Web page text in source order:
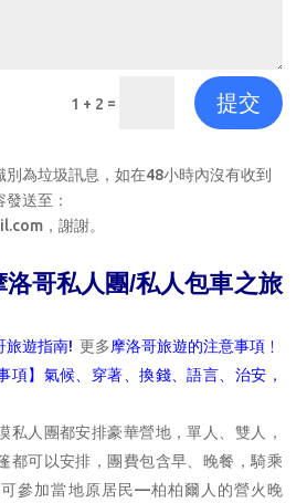
1 + 2 = 提交
為垃圾訊息，如在48小時內沒有收到
送至：
，謝謝。
哥私人團/私人包車之旅
旅遊指南!更多摩洛哥旅遊的注意事項 ﹗
項】氣候、穿著、換錢、語言、治安，
私人團都安排豪華營地，單人、雙人，
都可以安排，團費包含早、晚餐，騎乘
參加當地原居民—柏柏爾人的營火晚